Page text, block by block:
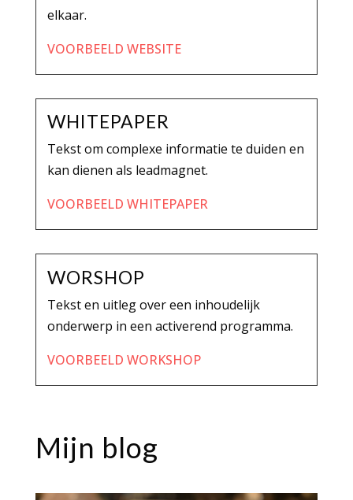
elkaar.
VOORBEELD WEBSITE
WHITEPAPER
Tekst om complexe informatie te duiden en
kan dienen als leadmagnet.
VOORBEELD WHITEPAPER
WORSHOP
Tekst en uitleg over een inhoudelijk
onderwerp in een activerend programma.
VOORBEELD WORKSHOP
Mijn blog